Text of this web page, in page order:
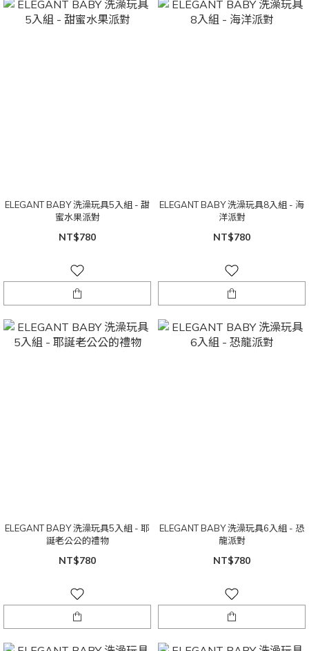
ELEGANT BABY 洗澡玩具5入組 - 甜
蜜水果派對
NT$780
ELEGANT BABY 洗澡玩具8入組 - 海
洋派對
NT$780
ELEGANT BABY 洗澡玩具5入組 - 耶
誕老公公的禮物
NT$780
ELEGANT BABY 洗澡玩具6入組 - 恐
龍派對
NT$780